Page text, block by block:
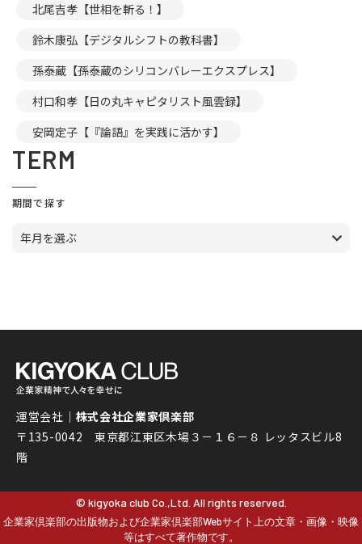
北尾吉孝【世相を斬る！】
鈴木康弘【デジタルシフトの教科書】
孫泰蔵【孫泰蔵のシリコンバレーエクスプレス】
村口和孝【日の丸キャピタリスト風雲録】
安岡定子【『論語』を実践に活かす】
TERM
期間で探す
年月を選ぶ
運営会社｜ 株式会社企業家倶楽部
〒135-0042 東京都江東区木場３－１６－８ レッタスビル8
階
© kigyoka club Co.,Ltd. All rights reserved.
企業家倶楽部の出版物および企業家倶楽部Webサイト上の文章・画像・映像
等はすべて著作物です。